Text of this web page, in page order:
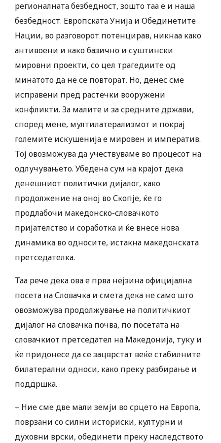
регионалната безбедност, зошто таа е и наша
безбедност. ​Европската Унија и Обединетите
Нации, во разговорот потенцирав, никнаа како
антивоени и како базично и суштински
мировни проекти, со цел трагедиите од
минатото да не се повторат. Но, денес сме
исправени пред растечки вооружени
конфликти. За малите и за средните држави,
според мене, мултилатерализмот и покрај
големите искушенија е мировен и императив.
Тој овозможува да учествуваме во процесот на
одлучувањето. ​Убедена сум на крајот дека
денешниот политички дијалог, како
продолжение на оној во Скопје, ќе го
продлабочи македонско-словачкото
пријателство и соработка и ќе внесе нова
динамика во односите, истакна македонската
претседателка.
Таа рече дека ова е прва нејзина официјална
посета на Словачка и смета дека не само што
овозможува продолжување на политичкиот
дијалог на словачка почва, по посетата на
словачкиот претседател на Македонија, туку и
ќе придонесе да се зацврстат веќе стабилните
билатерални односи, како преку разбирање и
поддршка. ​
– Ние сме две мали земји во срцето на Европа,
поврзани со силни историски, културни и
духовни врски, обединети преку наследството